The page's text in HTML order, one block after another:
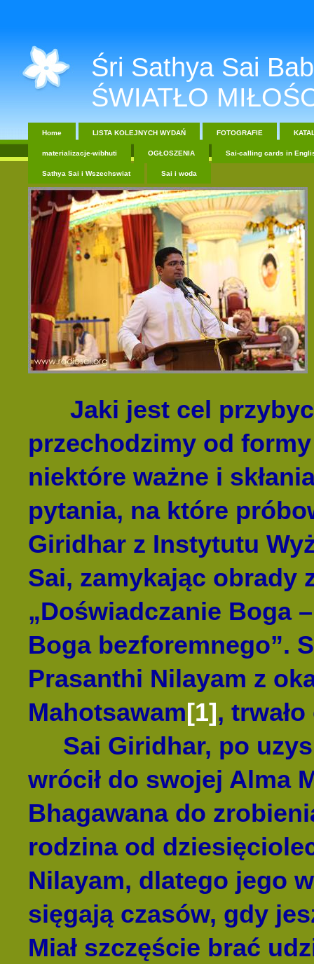
Śri Sathya Sai
ŚWIATŁO
Home LISTA KOLEJNYCH WYDAŃ FOTOGRAFIE
materializacje-wibhuti OGŁOSZENIA Sai-calling cards in
Sathya Sai i Wszechswiat Sai i woda
Jaki jest cel
przechodzimy od
niektóre ważne i
pytania, na które
Giridhar z Instytutu
Sai, zamykając obrady
„Doświadczanie Boga
Boga bezforemnego”.
Prasanthi Nilayam z
Mahotsawam[1],
Sai Giridhar, po
wrócił do swojej Alma
Bhagawana do
rodzina od
Nilayam, dlatego jego
sięgają czasów, gdy
Miał szczęście brać